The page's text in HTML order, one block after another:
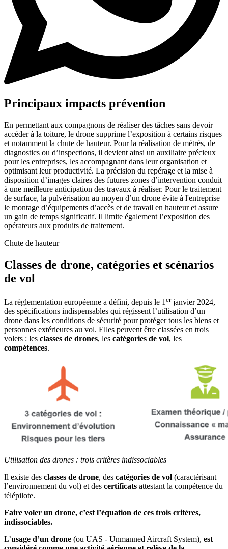
Principaux impacts prévention
En permettant aux compagnons de réaliser des tâches sans devoir
accéder à la toiture, le drone supprime l’exposition à certains risques
et notamment la chute de hauteur. Pour la réalisation de métrés, de
diagnostics ou d’inspections, il devient ainsi un auxiliaire précieux
pour les entreprises, les accompagnant dans leur organisation et
optimisant leur productivité. La précision du repérage et la mise à
disposition d’images claires des futures zones d’intervention conduit
à une meilleure anticipation des travaux à réaliser. Pour le traitement
de surface, la pulvérisation au moyen d’un drone évite à l'entreprise
le montage d’équipements d’accès et de travail en hauteur et assure
un gain de temps significatif. Il limite également l’exposition des
opérateurs aux produits de traitement.
Chute de hauteur
Classes de drone, catégories et scénarios
de vol
La règlementation européenne a défini, depuis le 1 erjanvier 2024,
des spécifications indispensables qui régissent l’utilisation d’un
drone dans les conditions de sécurité pour protéger tous les biens et
personnes extérieures au vol. Elles peuvent être classées en trois
volets : les classes de drones, les catégories de vol, les
compétences.
Utilisation des drones : trois critères indissociables
Il existe des classes de drone, des catégories de vol (caractérisant
l’environnement du vol) et des certificats attestant la compétence du
télépilote.
Faire voler un drone, c’est l’équation de ces trois critères,
indissociables.
L’usage d’un drone (ou UAS - Unmanned Aircraft System), est